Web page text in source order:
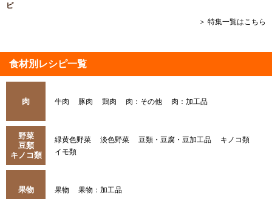
ピ
＞ 特集一覧はこちら
食材別レシピ一覧
肉 牛肉 豚肉 鶏肉 肉：その他 肉：加工品
野菜
豆類
キノコ類
緑黄色野菜 淡色野菜 豆類・豆腐・豆加工品
キノコ類
イモ類
果物 果物 果物：加工品